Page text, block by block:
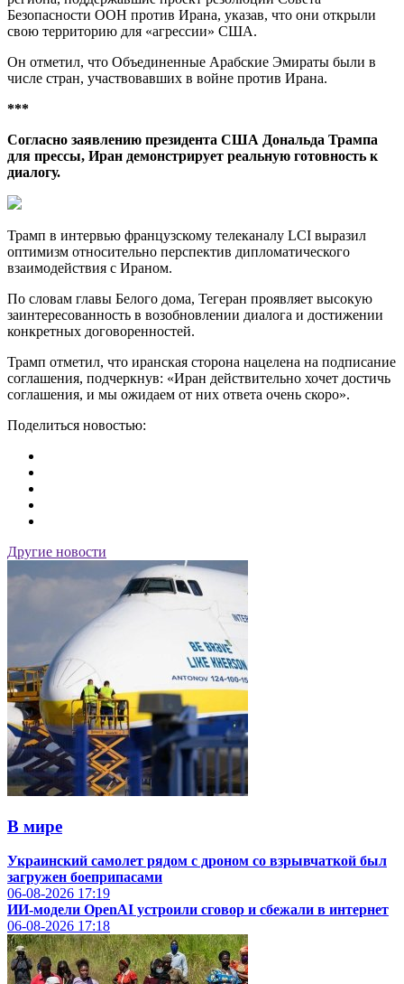
Безопасности ООН против Ирана, указав, что они открыли
свою территорию для «агрессии» США.
Он отметил, что Объединенные Арабские Эмираты были в
числе стран, участвовавших в войне против Ирана.
***
Согласно заявлению президента США Дональда Трампа
для прессы, Иран демонстрирует реальную готовность к
диалогу.
Трамп в интервью французскому телеканалу LCI выразил
оптимизм относительно перспектив дипломатического
взаимодействия с Ираном.
По словам главы Белого дома, Тегеран проявляет высокую
заинтересованность в возобновлении диалога и достижении
конкретных договоренностей.
Трамп отметил, что иранская сторона нацелена на подписание
соглашения, подчеркнув: «Иран действительно хочет достичь
соглашения, и мы ожидаем от них ответа очень скоро».
Поделиться новостью:
Другие новости
В мире
Украинский самолет рядом с дроном со взрывчаткой был
загружен боеприпасами
06-08-2026 17:19
ИИ-модели OpenAI устроили сговор и сбежали в интернет
06-08-2026 17:18